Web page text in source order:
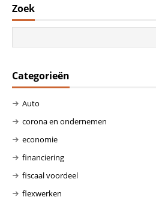
Zoek
Categorieën
Auto
corona en ondernemen
economie
financiering
fiscaal voordeel
flexwerken